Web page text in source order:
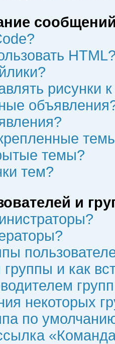
рисунки
темы?
тем?
и
и как
некоторых
по